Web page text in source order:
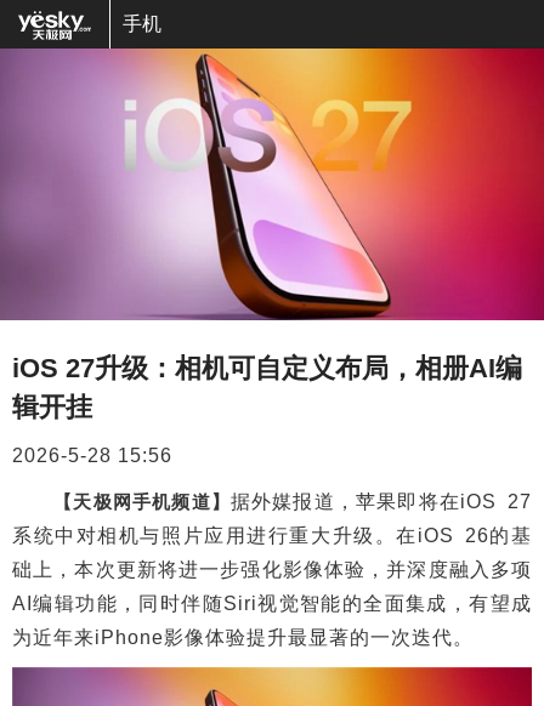
手机
iOS 27升级：相机可自定义布局，相册AI编
辑开挂
2026-5-28 15:56
【天极网手机频道】 据外媒报道，苹果即将在iOS 27
系统中对相机与照片应用进行重大升级。在iOS 26的基
础上，本次更新将进一步强化影像体验，并深度融入多项
AI编辑功能，同时伴随Siri视觉智能的全面集成，有望成
为近年来iPhone影像体验提升最显著的一次迭代。